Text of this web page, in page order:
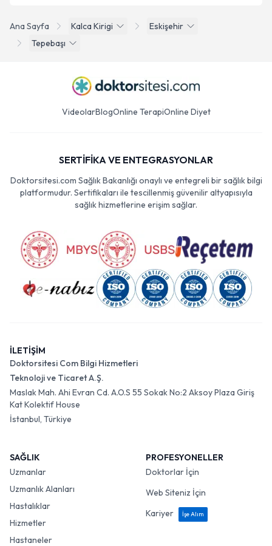
Ana Sayfa Kalca Kirigi
Eskişehir
Tepebaşı
VideolarBlogOnline TerapiOnline Diyet
SERTİFİKA VE ENTEGRASYONLAR
Doktorsitesi.com Sağlık Bakanlığı onaylı ve entegreli bir sağlık bilgi
platformudur. Sertifikaları ile tescillenmiş güvenilir altyapısıyla
sağlık hizmetlerine erişim sağlar.
İLETİŞİM
Doktorsitesi Com Bilgi Hizmetleri
Teknoloji ve Ticaret A.Ş.
Maslak Mah. Ahi Evran Cd. A.O.S 55 Sokak No:2 Aksoy Plaza Giriş
Kat Kolektif House
İstanbul, Türkiye
SAĞLIK
Uzmanlar
Uzmanlık Alanları
Hastalıklar
Hizmetler
Hastaneler
PROFESYONELLER
Doktorlar İçin
Web Siteniz İçin
Kariyer
İşe Alım